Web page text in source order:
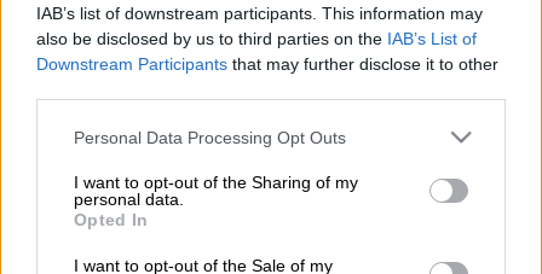
IAB’s list of downstream participants. This information may
also be disclosed by us to third parties on the IAB’s List of
Downstream Participants that may further disclose it to other
Please note that this website/app uses one or more Google
not limited to your visit or usage behaviour. You may click to
grant or deny consent to Google and its third-party tags to
use your data for below specified purposes in below Google
consent section.
Personal Data Processing Opt Outs
I want to opt-out of the Sharing of my
personal data.
Opted In
I want to opt-out of the Sale of my
Όσο πάει και γίνεται χειρότερο. Κάπου εδώ
τελειώνουν τα ψέματακαι οι συνωμοσίες»
έγραψε, μεταξύ άλλων, ο κ. Πλακιάς ο οποίος
στάθηκε και στηνκατάθεση του
ΕΟΔΑΣΑΑΜ, Χρήστου Παπαδημητρίου.